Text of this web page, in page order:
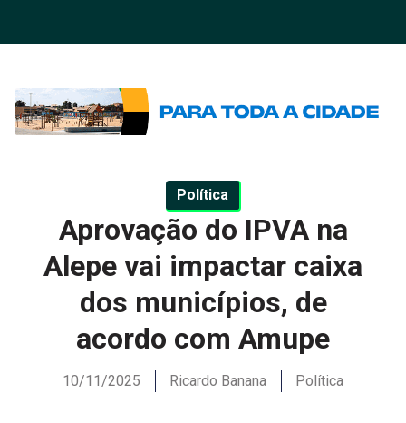
Política
Aprovação do IPVA na
Alepe vai impactar caixa
dos municípios, de
acordo com Amupe
10/11/2025 Ricardo Banana Política